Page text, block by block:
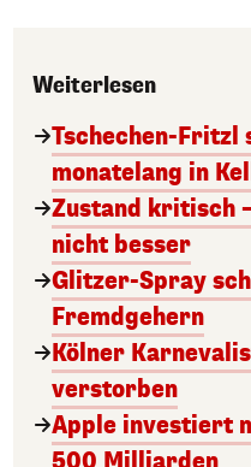
Weiterlesen
Tschechen-Fritzl
monatelang in
Zustand kritisch
nicht besser
Glitzer-Spray
Fremdgehern
Kölner
verstorben
Apple investiert